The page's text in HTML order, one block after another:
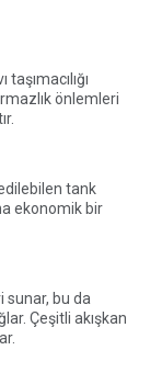
önlemleri
tank
ekonomik bir
sunar, bu da
Çeşitli akışkan